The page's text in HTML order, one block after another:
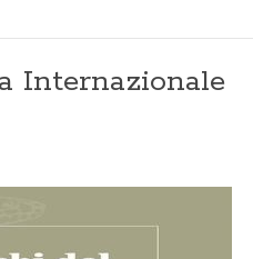
Internazionale